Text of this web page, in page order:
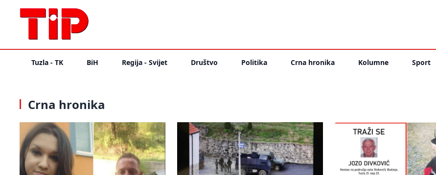
Tuzla - TK BiH Regija - Svijet Društvo Politika Crna hronika Kolumne Sport
Crna hronika